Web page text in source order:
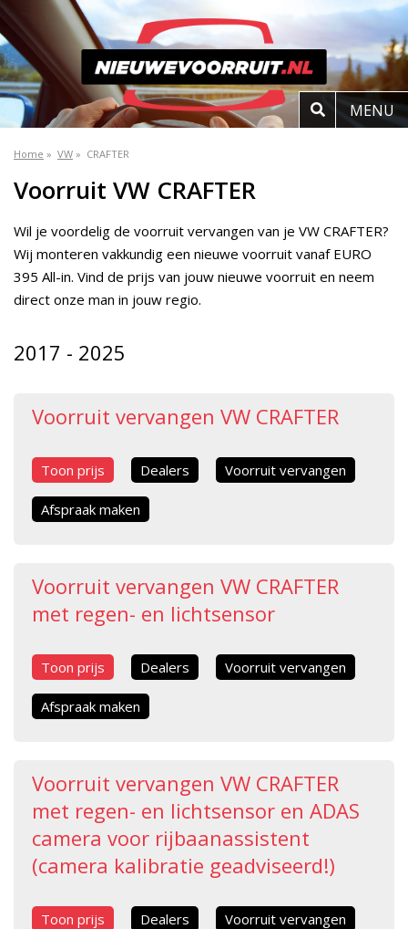
MENU
Home » VW » CRAFTER
Voorruit VW CRAFTER
Wil je voordelig de voorruit vervangen van je VW CRAFTER?
Wij monteren vakkundig een nieuwe voorruit vanaf EURO
395 All-in. Vind de prijs van jouw nieuwe voorruit en neem
direct onze man in jouw regio.
2017 - 2025
Voorruit vervangen VW CRAFTER
Toon prijs Dealers Voorruit vervangen
Afspraak maken
Voorruit vervangen VW CRAFTER
met regen- en lichtsensor
Toon prijs Dealers Voorruit vervangen
Afspraak maken
Voorruit vervangen VW CRAFTER
met regen- en lichtsensor en ADAS
camera voor rijbaanassistent
(camera kalibratie geadviseerd!)
Toon prijs Dealers Voorruit vervangen